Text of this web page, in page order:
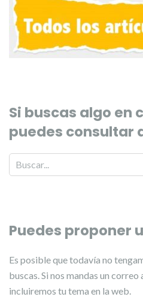
Si buscas algo en
puedes consultar
Puedes proponer
Es posible que todavía no
buscas. Si nos mandas un correo
incluiremos tu tema en la web.